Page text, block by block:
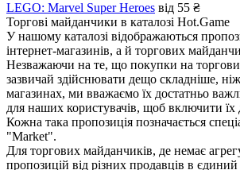
LEGO: Marvel Super Heroes від 55 ₴
Торгові майданчики в каталозі Hot.Game
У нашому каталозі відображаються
інтернет-магазинів, а й торгових
Незважаючи на те, що покупки на
зазвичай здійснювати дещо складніше,
магазинах, ми вважаємо їх достатньо
для наших користувачів, щоб включити їх
Кожна така пропозиція позначається
"Market".
Для торгових майданчиків, де немає
пропозицій від різних продавців в